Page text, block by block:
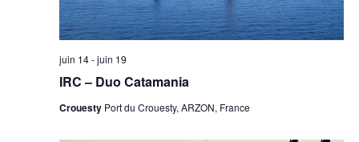
IRC – Duo Catamania
juin 14-juin 19
Crouesty Port du Crouesty, ARZON, France